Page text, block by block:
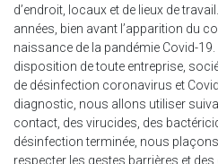
d’endroit, locaux et de lieux de
années, bien avant l’apparition du
naissance de la pandémie Covid-
disposition de toute entreprise,
de désinfection coronavirus et
diagnostic, nous allons utiliser
contact, des virucides, des
désinfection terminée, nous
respecter les gestes barrières et